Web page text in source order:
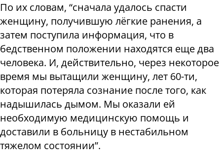
По их словам, “сначала удалось спасти
женщину, получившую лёгкие ранения, а
затем поступила информация, что в
бедственном положении находятся еще два
человека. И, действительно, через некоторое
время мы вытащили женщину, лет 60-ти,
которая потеряла сознание после того, как
надышилась дымом. Мы оказали ей
необходимую медицинскую помощь и
доставили в больницу в нестабильном
тяжелом состоянии”.